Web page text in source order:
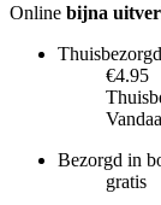
Online bijna
Thuisbezorgd
€4.95
Bezorgd in
gratis